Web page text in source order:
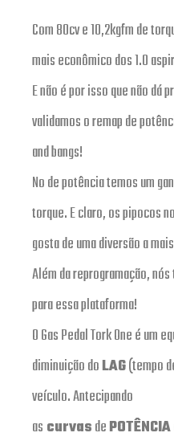
Com 80cv e 10,2kgfm de
mais econômico dos 1.0
E não é por isso que não dá
validamos o remap de
and bangs!
No de potência temos um
torque. E claro, os pipocos
gosta de uma diversão a
Além da reprogramação,
para essa plataforma!
O Gas Pedal Tork One é um
diminuição doLAG(tempo
veículo. Antecipando
as curvasdePOTÊNCIA